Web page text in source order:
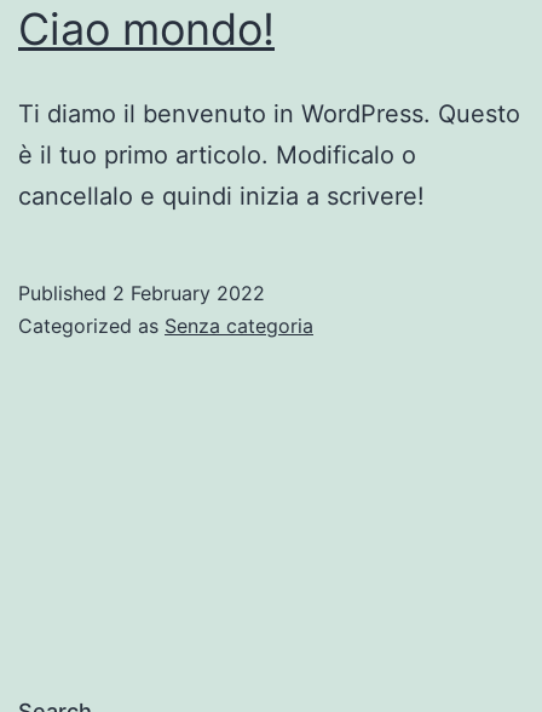
Ciao mondo!
Ti diamo il benvenuto in WordPress. Questo
è il tuo primo articolo. Modificalo o
cancellalo e quindi inizia a scrivere!
Published 2 February 2022
Categorized as Senza categoria